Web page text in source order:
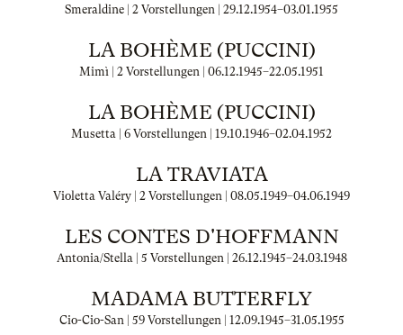
Smeraldine | 2 Vorstellungen | 29.12.1954–03.01.1955
LA BOHÈME (PUCCINI)
Mimì | 2 Vorstellungen | 06.12.1945–22.05.1951
LA BOHÈME (PUCCINI)
Musetta | 6 Vorstellungen | 19.10.1946–02.04.1952
LA TRAVIATA
Violetta Valéry | 2 Vorstellungen | 08.05.1949–04.06.1949
LES CONTES D'HOFFMANN
Antonia/Stella | 5 Vorstellungen | 26.12.1945–24.03.1948
MADAMA BUTTERFLY
Cio-Cio-San | 59 Vorstellungen | 12.09.1945–31.05.1955